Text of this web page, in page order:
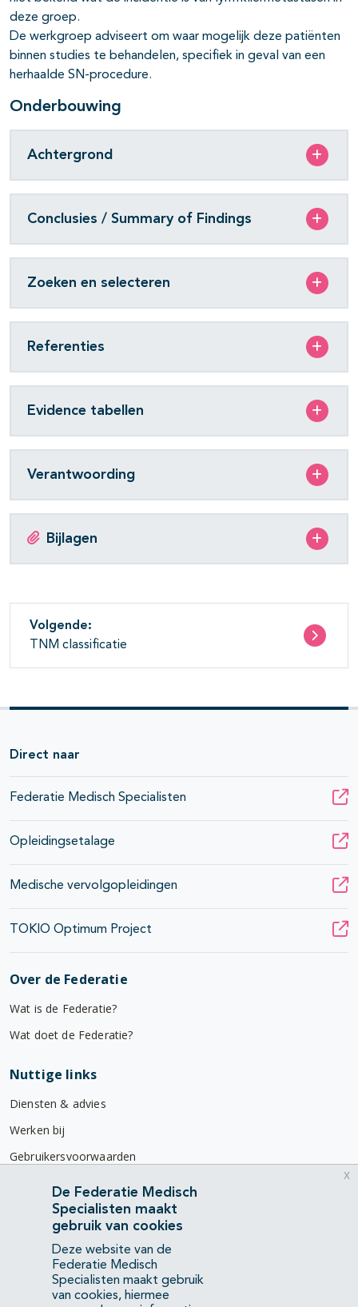
deze groep.
De werkgroep adviseert om waar mogelijk deze patiënten
binnen studies te behandelen, specifiek in geval van een
herhaalde SN-procedure.
Onderbouwing
Achtergrond
Conclusies / Summary of Findings
Zoeken en selecteren
Referenties
Evidence tabellen
Verantwoording
Bijlagen
Volgende:
TNM classificatie
Direct naar
Federatie Medisch Specialisten
Opleidingsetalage
Medische vervolgopleidingen
TOKIO Optimum Project
Over de Federatie
Wat is de Federatie?
Wat doet de Federatie?
Nuttige links
Diensten & advies
Werken bij
Gebruikersvoorwaarden
Privacyverklaring
Contact
Mercatorlaan 1200
3528 BL Utrecht
(088) 505 34 34
De Federatie Medisch
Specialisten maakt
gebruik van cookies
Deze website van de
Federatie Medisch
Specialisten maakt gebruik
van cookies, hiermee
x